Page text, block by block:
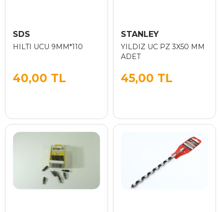
SDS
HILTI UCU 9MM*110
40,00 TL
STANLEY
YILDIZ UC PZ 3X50 MM
ADET
45,00 TL